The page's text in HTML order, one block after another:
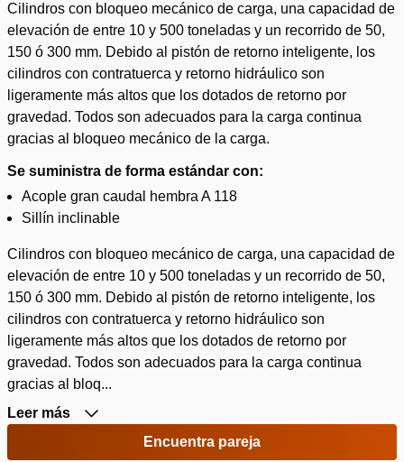
Cilindros con bloqueo mecánico de carga, una capacidad de
elevación de entre 10 y 500 toneladas y un recorrido de 50,
150 ó 300 mm. Debido al pistón de retorno inteligente, los
cilindros con contratuerca y retorno hidráulico son
ligeramente más altos que los dotados de retorno por
gravedad. Todos son adecuados para la carga continua
gracias al bloqueo mecánico de la carga.
Se suministra de forma estándar con:
Acople gran caudal hembra A 118
Sillín inclinable
Cilindros con bloqueo mecánico de carga, una capacidad de
elevación de entre 10 y 500 toneladas y un recorrido de 50,
150 ó 300 mm. Debido al pistón de retorno inteligente, los
cilindros con contratuerca y retorno hidráulico son
ligeramente más altos que los dotados de retorno por
gravedad. Todos son adecuados para la carga continua
gracias al bloq...
Leer más
Encuentra pareja